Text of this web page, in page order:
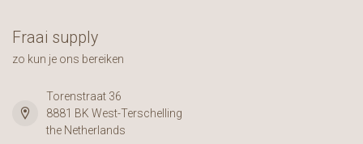
Fraai supply
zo kun je ons bereiken
Torenstraat 36
8881 BK West-Terschelling
the Netherlands